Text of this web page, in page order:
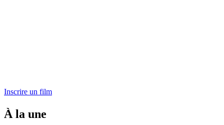
Inscrire un film
À la une